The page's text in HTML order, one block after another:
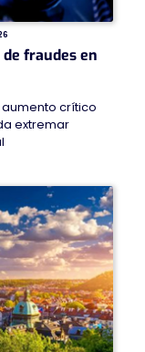
fraudes en
aumento crítico
extremar